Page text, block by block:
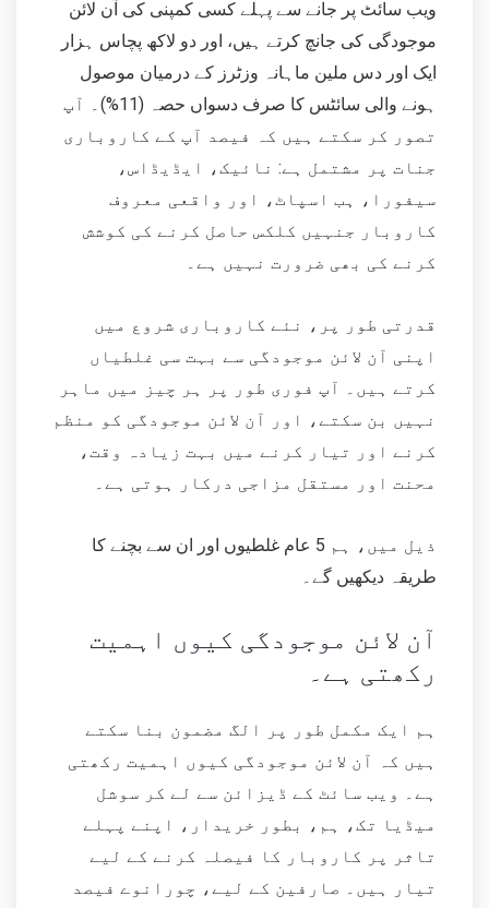
ویب سائٹ پر جانے سے پہلے کسی کمپنی کی آن لائن
موجودگی کی جانچ کرتے ہیں، اور دو لاکھ پچاس ہزار
ایک اور دس ملین ماہانہ وزٹرز کے درمیان موصول
ہونے والی سائٹس کا صرف دسواں حصہ (11%)۔ آپ
تصور کر سکتے ہیں کہ فیصد آپ کے کاروباری
جنات پر مشتمل ہے: نائیک، ایڈیڈاس،
سیفورا، ہب اسپاٹ، اور واقعی معروف
کاروبار جنہیں کلکس حاصل کرنے کی کوشش
کرنے کی بھی ضرورت نہیں ہے۔
قدرتی طور پر، نئے کاروباری شروع میں
اپنی آن لائن موجودگی سے بہت سی غلطیاں
کرتے ہیں۔ آپ فوری طور پر ہر چیز میں ماہر
نہیں بن سکتے، اور آن لائن موجودگی کو منظم
کرنے اور تیار کرنے میں بہت زیادہ وقت،
محنت اور مستقل مزاجی درکار ہوتی ہے۔
ذیل میں، ہم 5 عام غلطیوں اور ان سے بچنے کا
طریقہ دیکھیں گے۔
آن لائن موجودگی کیوں اہمیت
رکھتی ہے۔
ہم ایک مکمل طور پر الگ مضمون بنا سکتے
ہیں کہ آن لائن موجودگی کیوں اہمیت رکھتی
ہے۔ ویب سائٹ کے ڈیزائن سے لے کر سوشل
میڈیا تک، ہم، بطور خریدار، اپنے پہلے
تاثر پر کاروبار کا فیصلہ کرنے کے لیے
تیار ہیں۔ صارفین کے لیے، چورانوے فیصد